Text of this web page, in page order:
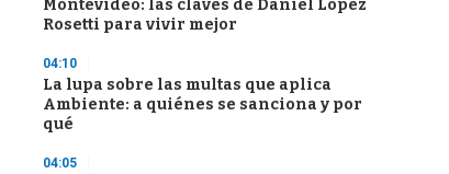
Montevideo: las claves de Daniel López
Rosetti para vivir mejor
04:10
La lupa sobre las multas que aplica
Ambiente: a quiénes se sanciona y por
qué
04:05